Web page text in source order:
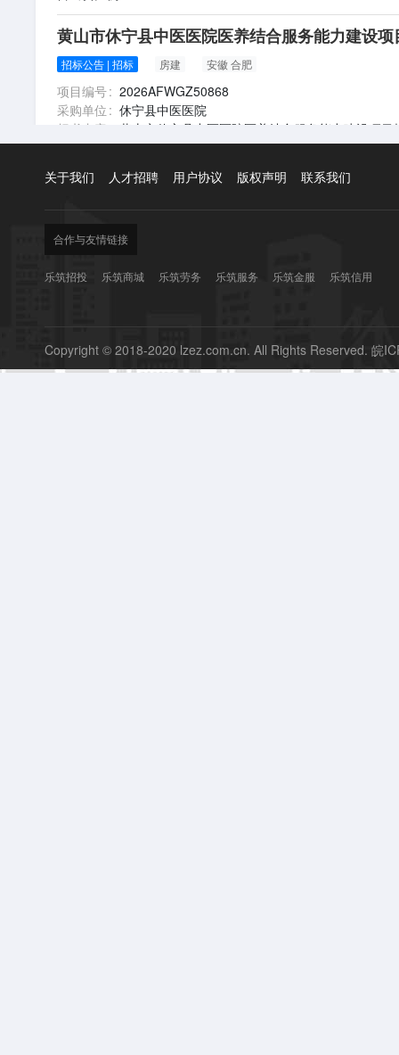
关于我们 人才招聘 用户协议 版权声明 联系我们
合作与友情链接
乐筑招投 乐筑商城 乐筑劳务 乐筑服务 乐筑金服 乐筑信用
Copyright © 2018-2020 lzez.com.cn. All Rights Reserved. 皖